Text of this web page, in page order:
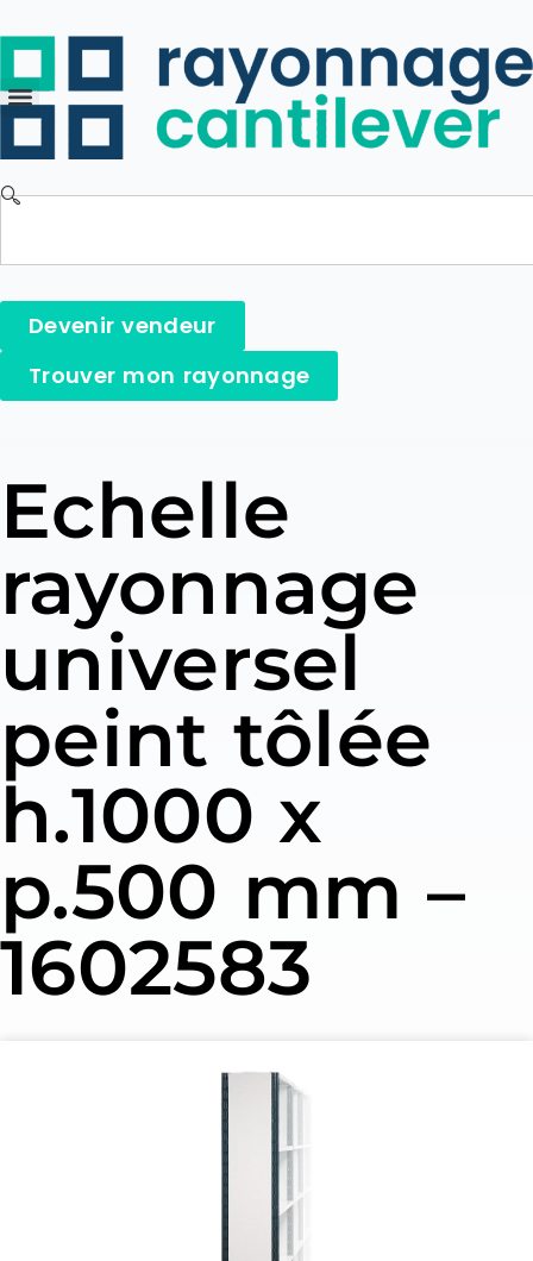
Devenir vendeur
Trouver mon rayonnage
Echelle
rayonnage
universel
peint tôlée
h.1000 x
p.500 mm –
1602583